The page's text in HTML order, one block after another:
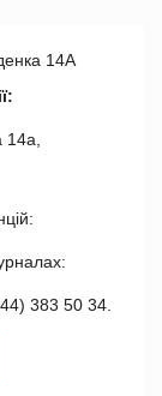
14А
14а,
383 50 34.